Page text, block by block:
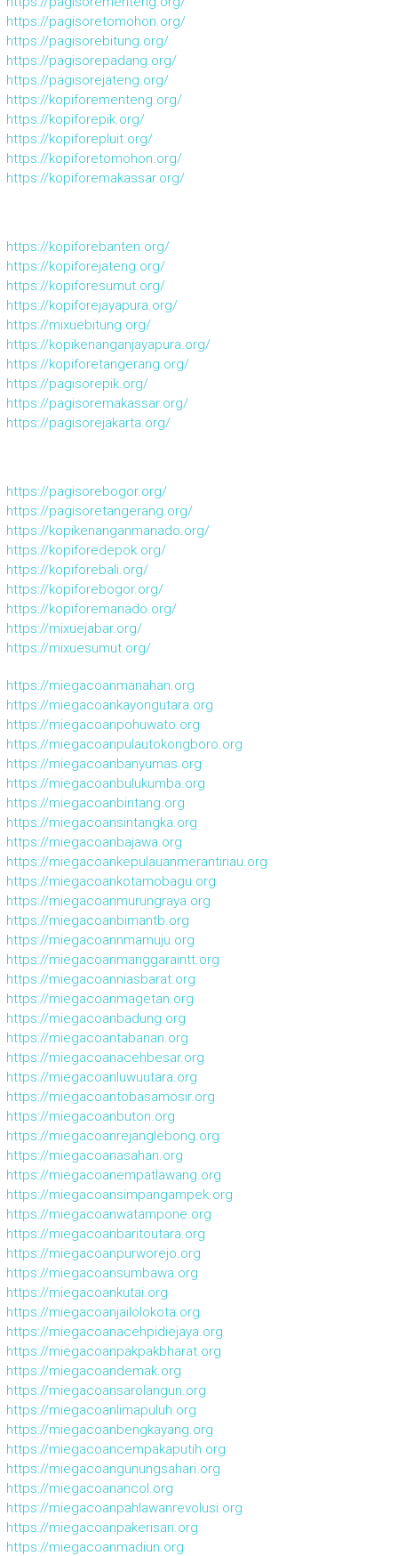
https://pagisoretomohon.org/
https://pagisorebitung.org/
https://pagisorepadang.org/
https://pagisorejateng.org/
https://kopiforementeng.org/
https://kopiforepik.org/
https://kopiforepluit.org/
https://kopiforetomohon.org/
https://kopiforemakassar.org/
https://kopiforebanten.org/
https://kopiforejateng.org/
https://kopiforesumut.org/
https://kopiforejayapura.org/
https://mixuebitung.org/
https://kopikenanganjayapura.org/
https://kopiforetangerang.org/
https://pagisorepik.org/
https://pagisoremakassar.org/
https://pagisorejakarta.org/
https://pagisorebogor.org/
https://pagisoretangerang.org/
https://kopikenanganmanado.org/
https://kopiforedepok.org/
https://kopiforebali.org/
https://kopiforebogor.org/
https://kopiforemanado.org/
https://mixuejabar.org/
https://mixuesumut.org/
https://miegacoanmanahan.org
https://miegacoankayongutara.org
https://miegacoanpohuwato.org
https://miegacoanpulautokongboro.org
https://miegacoanbanyumas.org
https://miegacoanbulukumba.org
https://miegacoanbintang.org
https://miegacoansintangka.org
https://miegacoanbajawa.org
https://miegacoankepulauanmerantiriau.org
https://miegacoankotamobagu.org
https://miegacoanmurungraya.org
https://miegacoanbimantb.org
https://miegacoannmamuju.org
https://miegacoanmanggaraintt.org
https://miegacoanniasbarat.org
https://miegacoanmagetan.org
https://miegacoanbadung.org
https://miegacoantabanan.org
https://miegacoanacehbesar.org
https://miegacoanluwuutara.org
https://miegacoantobasamosir.org
https://miegacoanbuton.org
https://miegacoanrejanglebong.org
https://miegacoanasahan.org
https://miegacoanempatlawang.org
https://miegacoansimpangampek.org
https://miegacoanwatampone.org
https://miegacoanbaritoutara.org
https://miegacoanpurworejo.org
https://miegacoansumbawa.org
https://miegacoankutai.org
https://miegacoanjailolokota.org
https://miegacoanacehpidiejaya.org
https://miegacoanpakpakbharat.org
https://miegacoandemak.org
https://miegacoansarolangun.org
https://miegacoanlimapuluh.org
https://miegacoanbengkayang.org
https://miegacoancempakaputih.org
https://miegacoangunungsahari.org
https://miegacoanancol.org
https://miegacoanpahlawanrevolusi.org
https://miegacoanpakerisan.org
https://miegacoanmadiun.org